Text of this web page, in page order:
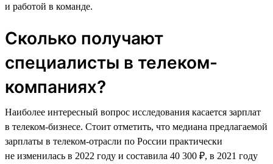
и работой в команде.
Сколько получают
специалисты в телеком-
компаниях?
Наиболее интересный вопрос исследования касается зарплат
в телеком-бизнесе. Стоит отметить, что медиана предлагаемой
зарплаты в телеком-отрасли по России практически
не изменилась в 2022 году и составила 40 300 ₽, в 2021 году